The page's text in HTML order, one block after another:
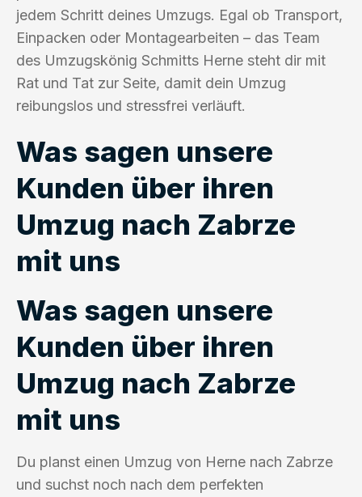
jedem Schritt deines Umzugs. Egal ob Transport,
Einpacken oder Montagearbeiten – das Team
des Umzugskönig Schmitts Herne steht dir mit
Rat und Tat zur Seite, damit dein Umzug
reibungslos und stressfrei verläuft.
Was sagen unsere
Kunden über ihren
Umzug nach Zabrze
mit uns
Was sagen unsere
Kunden über ihren
Umzug nach Zabrze
mit uns
Du planst einen Umzug von Herne nach Zabrze
und suchst noch nach dem perfekten